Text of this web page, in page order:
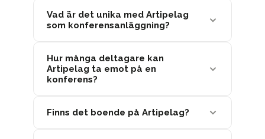
Vad är det unika med Artipelag
som konferensanläggning?
Hur många deltagare kan
Artipelag ta emot på en
konferens?
Finns det boende på Artipelag?